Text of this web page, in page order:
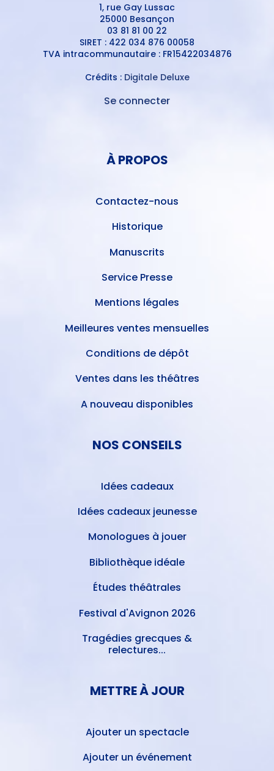
1, rue Gay Lussac
25000 Besançon
03 81 81 00 22
SIRET : 422 034 876 00058
TVA intracommunautaire : FR15422034876
Crédits : Digitale Deluxe
Se connecter
À PROPOS
Contactez-nous
Historique
Manuscrits
Service Presse
Mentions légales
Meilleures ventes mensuelles
Conditions de dépôt
Ventes dans les théâtres
A nouveau disponibles
NOS CONSEILS
Idées cadeaux
Idées cadeaux jeunesse
Monologues à jouer
Bibliothèque idéale
Études théâtrales
Festival d'Avignon 2026
Tragédies grecques &
relectures...
METTRE À JOUR
Ajouter un spectacle
Ajouter un événement